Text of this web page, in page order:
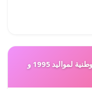
استصدار إعفاء من إلتزامات الخدمة الوطنية لمواليد 1995 و